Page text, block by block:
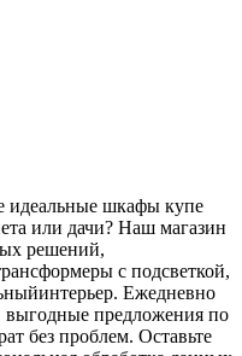
шкафы купе
или дачи? Наш магазин
решений,
с подсветкой,
Ежедневно
предложения по
без проблем. Оставьте